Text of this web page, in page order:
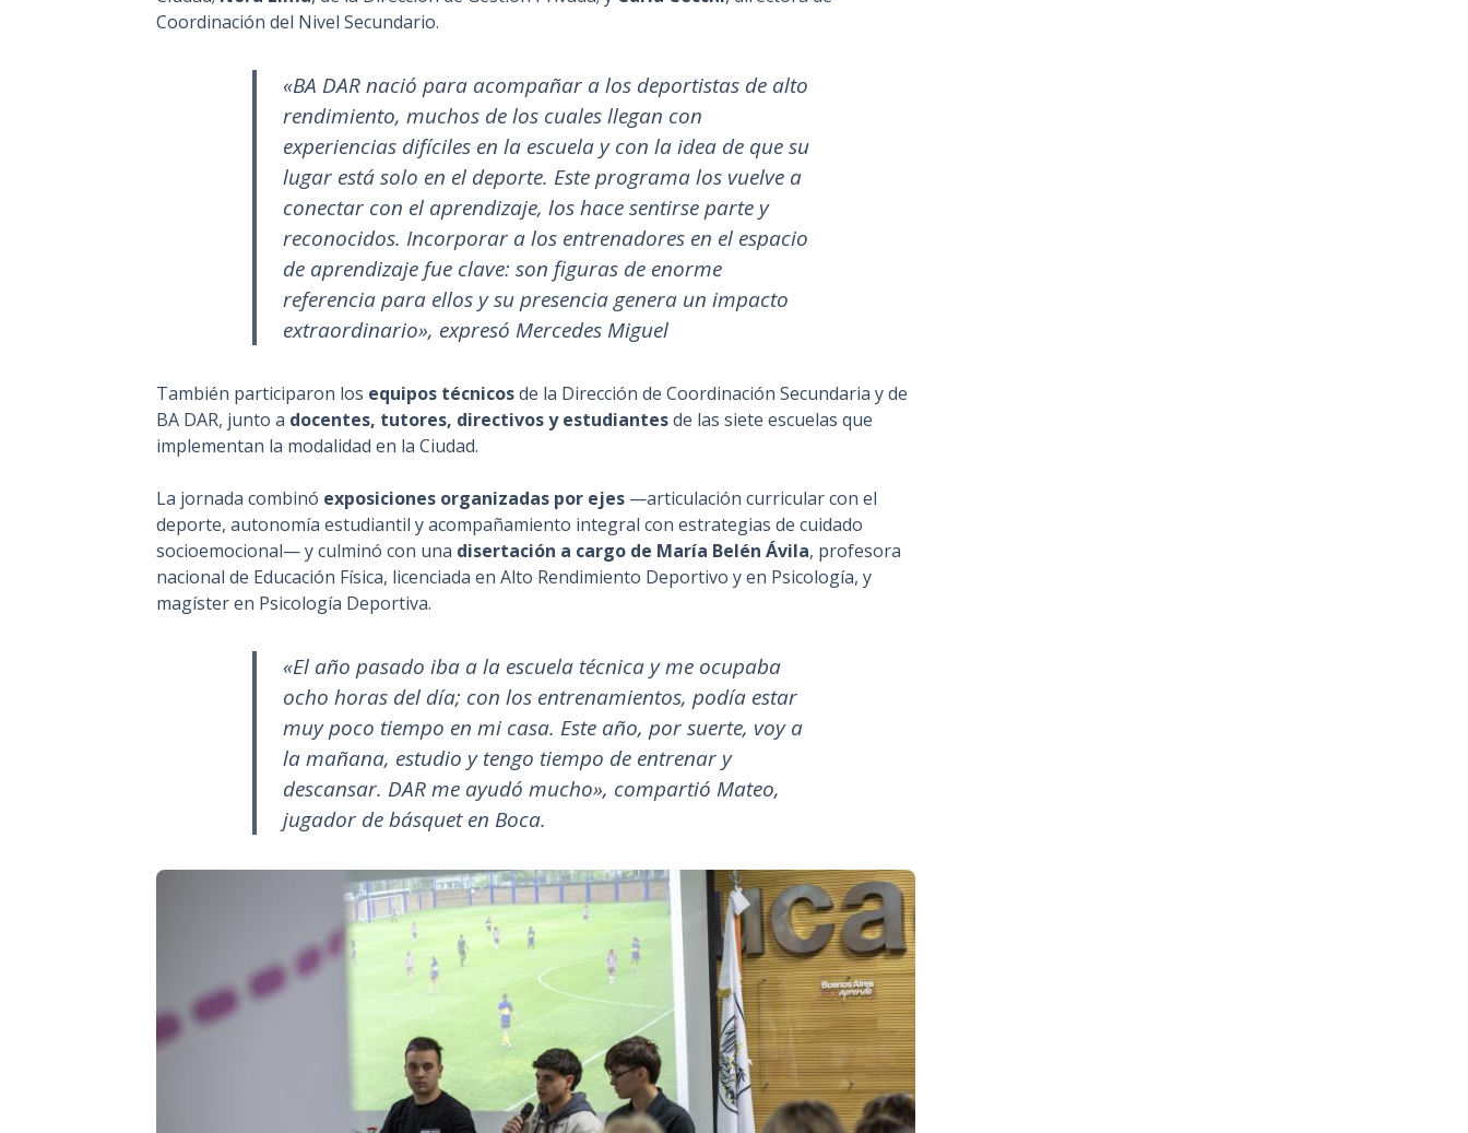
Coordinación del Nivel Secundario.
«BA DAR nació para acompañar a los deportistas de alto
rendimiento, muchos de los cuales llegan con
experiencias difíciles en la escuela y con la idea de que su
lugar está solo en el deporte. Este programa los vuelve a
conectar con el aprendizaje, los hace sentirse parte y
reconocidos. Incorporar a los entrenadores en el espacio
de aprendizaje fue clave: son figuras de enorme
referencia para ellos y su presencia genera un impacto
extraordinario», expresó Mercedes Miguel
También participaron los equipos técnicosde la Dirección de Coordinación Secundaria y de
BA DAR, junto a docentes, tutores, directivos y estudiantesde las siete escuelas que
implementan la modalidad en la Ciudad.
La jornada combinó exposiciones organizadas por ejes —articulación curricular con el
deporte, autonomía estudiantil y acompañamiento integral con estrategias de cuidado
socioemocional— y culminó con una disertación a cargo de María Belén Ávila, profesora
nacional de Educación Física, licenciada en Alto Rendimiento Deportivo y en Psicología, y
magíster en Psicología Deportiva.
«El año pasado iba a la escuela técnica y me ocupaba
ocho horas del día; con los entrenamientos, podía estar
muy poco tiempo en mi casa. Este año, por suerte, voy a
la mañana, estudio y tengo tiempo de entrenar y
descansar. DAR me ayudó mucho», compartió Mateo,
jugador de básquet en Boca.